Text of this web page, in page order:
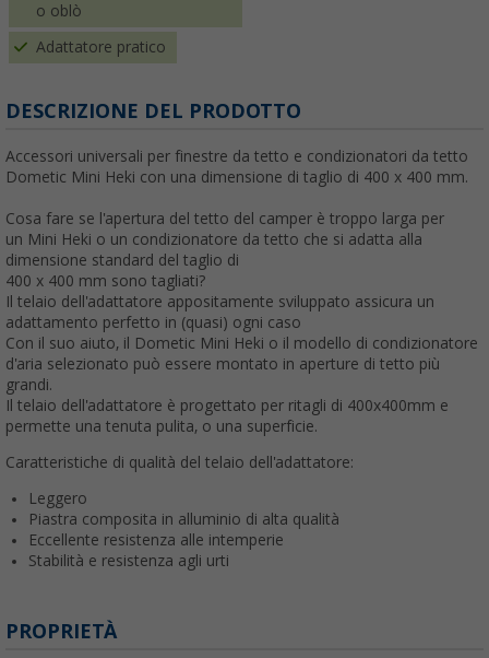
o oblò
Adattatore pratico
DESCRIZIONE DEL PRODOTTO
Accessori universali per finestre da tetto e condizionatori da tetto
Dometic Mini Heki con una dimensione di taglio di 400 x 400 mm.
Cosa fare se l'apertura del tetto del camper è troppo larga per
un Mini Heki o un condizionatore da tetto che si adatta alla
dimensione standard del taglio di
400 x 400 mm sono tagliati?
Il telaio dell'adattatore appositamente sviluppato assicura un
adattamento perfetto in (quasi) ogni caso
Con il suo aiuto, il Dometic Mini Heki o il modello di condizionatore
d'aria selezionato può essere montato in aperture di tetto più
grandi.
Il telaio dell'adattatore è progettato per ritagli di 400x400mm e
permette una tenuta pulita, o una superficie.
Caratteristiche di qualità del telaio dell'adattatore:
Leggero
Piastra composita in alluminio di alta qualità
Eccellente resistenza alle intemperie
Stabilità e resistenza agli urti
PROPRIETÀ